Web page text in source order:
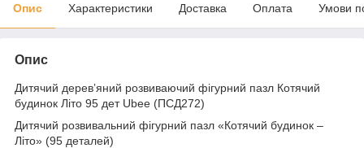
Опис Характеристики Доставка Оплата Умови
Опис
Дитячий деревʼяний розвиваючий фігурний пазл Котячий
будинок Літо 95 дет Ubee (ПСД272)
Дитячий розвивальний фігурний пазл «Котячий будинок –
Літо» (95 деталей)